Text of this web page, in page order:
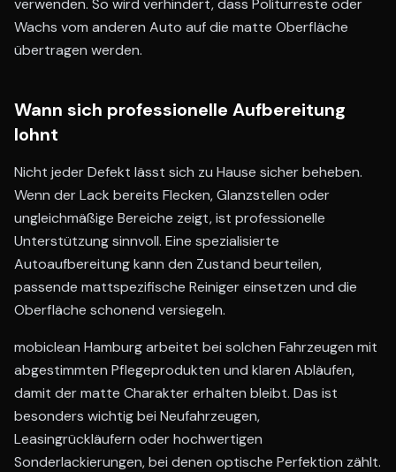
verwenden. So wird verhindert, dass Politurreste oder
Wachs vom anderen Auto auf die matte Oberfläche
übertragen werden.
Wann sich professionelle Aufbereitung
lohnt
Nicht jeder Defekt lässt sich zu Hause sicher beheben.
Wenn der Lack bereits Flecken, Glanzstellen oder
ungleichmäßige Bereiche zeigt, ist professionelle
Unterstützung sinnvoll. Eine spezialisierte
Autoaufbereitung kann den Zustand beurteilen,
passende mattspezifische Reiniger einsetzen und die
Oberfläche schonend versiegeln.
mobiclean Hamburg arbeitet bei solchen Fahrzeugen mit
abgestimmten Pflegeprodukten und klaren Abläufen,
damit der matte Charakter erhalten bleibt. Das ist
besonders wichtig bei Neufahrzeugen,
Leasingrückläufern oder hochwertigen
Sonderlackierungen, bei denen optische Perfektion zählt.